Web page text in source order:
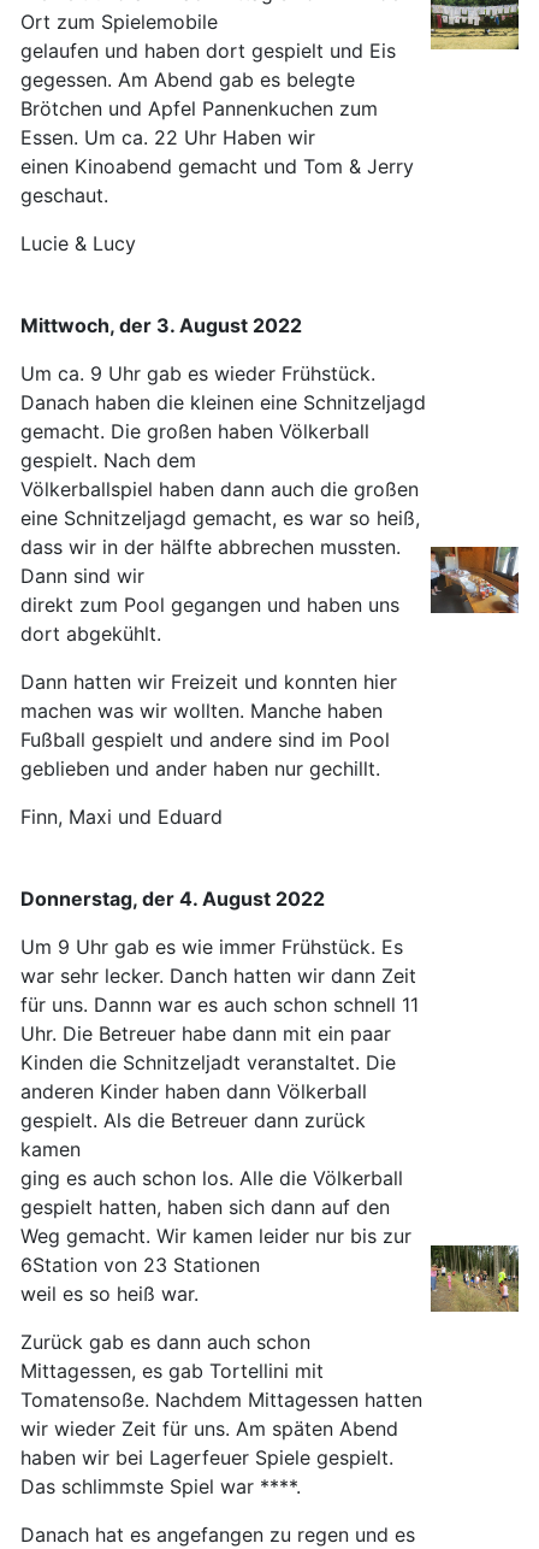
Ort zum Spielemobile
gelaufen und haben dort gespielt und Eis
gegessen. Am Abend gab es belegte
Brötchen und Apfel Pannenkuchen zum
Essen. Um ca. 22 Uhr Haben wir
einen Kinoabend gemacht und Tom & Jerry
geschaut.
Lucie & Lucy
Mittwoch, der 3. August 2022
Um ca. 9 Uhr gab es wieder Frühstück.
Danach haben die kleinen eine Schnitzeljagd
gemacht. Die großen haben Völkerball
gespielt. Nach dem
Völkerballspiel haben dann auch die großen
eine Schnitzeljagd gemacht, es war so heiß,
dass wir in der hälfte abbrechen mussten.
Dann sind wir
direkt zum Pool gegangen und haben uns
dort abgekühlt.
Dann hatten wir Freizeit und konnten hier
machen was wir wollten. Manche haben
Fußball gespielt und andere sind im Pool
geblieben und ander haben nur gechillt.
Finn, Maxi und Eduard
Donnerstag, der 4. August 2022
Um 9 Uhr gab es wie immer Frühstück. Es
war sehr lecker. Danch hatten wir dann Zeit
für uns. Dannn war es auch schon schnell 11
Uhr. Die Betreuer habe dann mit ein paar
Kinden die Schnitzeljadt veranstaltet. Die
anderen Kinder haben dann Völkerball
gespielt. Als die Betreuer dann zurück
kamen
ging es auch schon los. Alle die Völkerball
gespielt hatten, haben sich dann auf den
Weg gemacht. Wir kamen leider nur bis zur
6Station von 23 Stationen
weil es so heiß war.
Zurück gab es dann auch schon
Mittagessen, es gab Tortellini mit
Tomatensoße. Nachdem Mittagessen hatten
wir wieder Zeit für uns. Am späten Abend
haben wir bei Lagerfeuer Spiele gespielt.
Das schlimmste Spiel war ****.
Danach hat es angefangen zu regen und es